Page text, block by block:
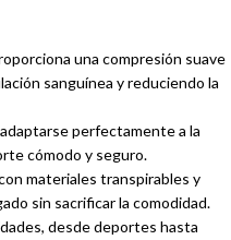
una compresión suave
sanguínea y reduciendo la
perfectamente a la
cómodo y seguro.
materiales transpirables y
sin sacrificar la comodidad.
desde deportes hasta